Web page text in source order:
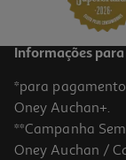
Informações
*para
Oney Auchan+.
**Campanha
Oney Auchan /